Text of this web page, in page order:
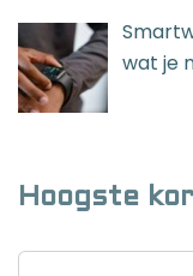
wat je
Hoogste